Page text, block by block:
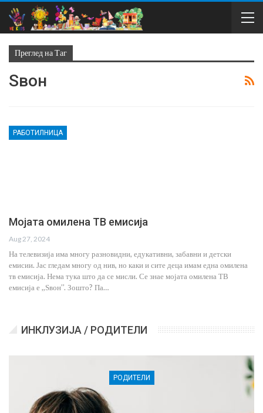
Преглед на Таг
Ѕвон
РАБОТИЛНИЦА
Мојата омилена ТВ емисија
Aug 27, 2024
На телевизија има многу разновидни, едукативни, забавни и детски
емисии. Јас гледам многу од нив, но каки и сите деца имам една омилена
тв емисија. Нема тука што да се мисли. Се знае мојата омилена ТВ
емисија е ,,Ѕвон’’. Зошто? Па…
ИНКЛУЗИЈА / РОДИТЕЛИ
РОДИТЕЛИ